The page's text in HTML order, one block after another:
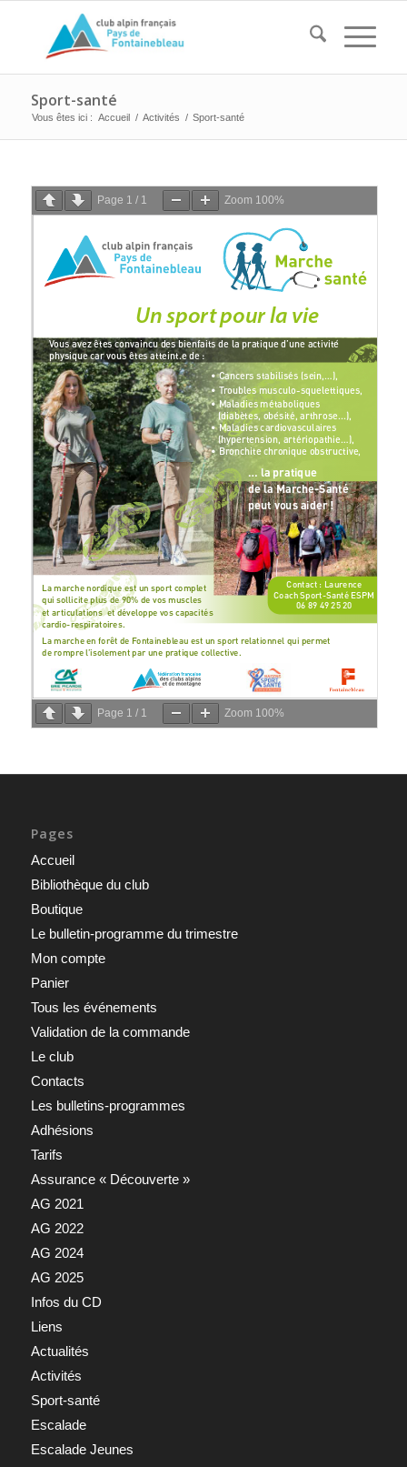
Sport-santé
Vous êtes ici : Accueil / Activités / Sport-santé
Page 1 / 1 Zoom 100%
Page 1 / 1 Zoom 100%
Pages
Accueil
Bibliothèque du club
Boutique
Le bulletin-programme du trimestre
Mon compte
Panier
Tous les événements
Validation de la commande
Le club
Contacts
Les bulletins-programmes
Adhésions
Tarifs
Assurance « Découverte »
AG 2021
AG 2022
AG 2024
AG 2025
Infos du CD
Liens
Actualités
Activités
Sport-santé
Escalade
Escalade Jeunes